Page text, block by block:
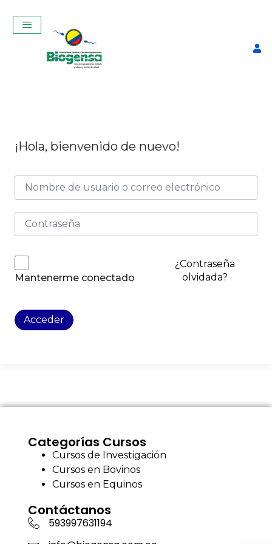
¡Hola, bienvenido de nuevo!
Mantenerme conectado
¿Contraseña
olvidada?
Acceder
Categorías Cursos
Cursos de Investigación
Cursos en Bovinos
Cursos en Equinos
Contáctanos
593997631194
Curso Teórico-Práctico De
Inseminación Artificial En
$320,00 + ADD